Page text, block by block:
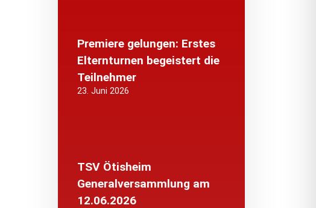
Premiere gelungen: Erstes
Elternturnen begeistert die
Teilnehmer
23. Juni 2026
TSV Ötisheim
Generalversammlung am
12.06.2026